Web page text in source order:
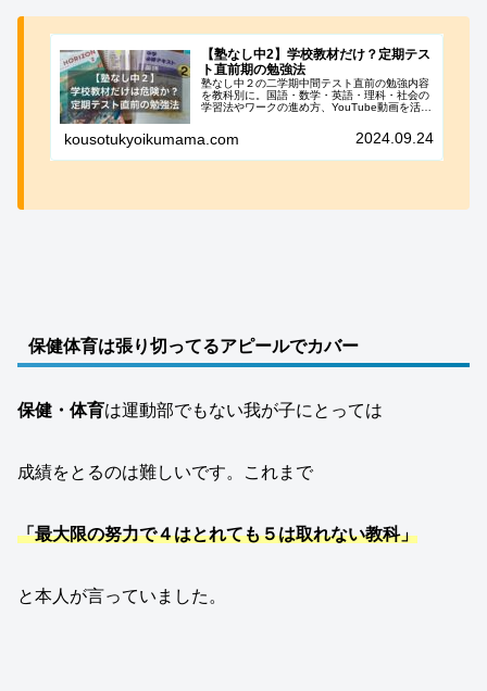
【塾なし中2】学校教材だけ？定期テス
ト直前期の勉強法
塾なし中２の二学期中間テスト直前の勉強内容
を教科別に。国語・数学・英語・理科・社会の
学習法やワークの進め方、YouTube動画を活用
kousotukyoikumama.com 2024.09.24
保健体育は張り切ってるアピールでカバー
保健・体育は運動部でもない我が子にとっては
成績をとるのは難しいです。これまで
「最大限の努力で４はとれても５は取れない教科」
と本人が言っていました。